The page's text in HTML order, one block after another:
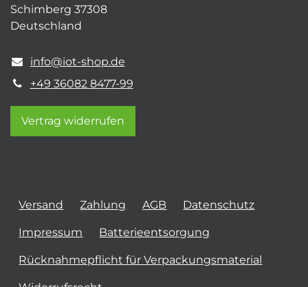
Schimberg 37308
Deutschland
info@iot-shop.de
+49 36082 8477-99
Vertrag widerrufen
Versand Zahlung AGB Datenschutz
Impressum Batterieentsorgung
Rücknahmepflicht für Verpackungsmaterial